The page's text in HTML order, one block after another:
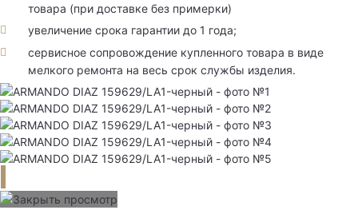
товара (при доставке без примерки)
увеличение срока гарантии до 1 года;
сервисное сопровождение купленного товара в виде
мелкого ремонта на весь срок службы изделия.